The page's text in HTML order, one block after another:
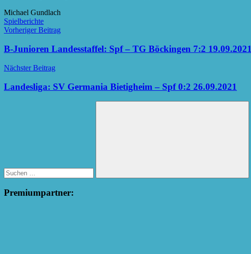
Michael Gundlach
Spielberichte
Beitragsnavigation
Vorheriger Beitrag
B-Junioren Landesstaffel: Spf – TG Böckingen 7:2 19.09.2021
Nächster Beitrag
Landesliga: SV Germania Bietigheim – Spf 0:2 26.09.2021
Suchen
Premiumpartner: